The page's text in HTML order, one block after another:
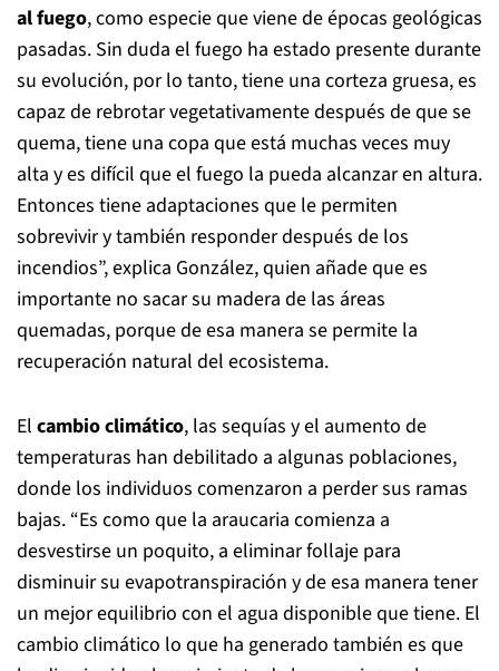
en 2002 ocurrió un incendio natural muy importante
que quemó prácticamente la mitad de laReserva
Nacional Mallecoy elParque Nacional Tolhuaca,
también se han incrementado los incendios de origen
humano, como uno del 2015 que afectó a la Reserva
Nacional China Muerta y parte del Parque Nacional
Conguillío”.
De todos modos, “la araucaria tiene ciertaadaptación
al fuego, como especie que viene de épocas geológicas
pasadas. Sin duda el fuego ha estado presente durante
su evolución, por lo tanto, tiene una corteza gruesa, es
quema, tiene una copa que está muchas veces muy
alta y es difícil que el fuego la pueda alcanzar en altura.
Entonces tiene adaptaciones que le permiten
sobrevivir y también responder después de los
incendios”, explica González, quien añade que es
importante no sacar su madera de las áreas
quemadas, porque de esa manera se permite la
recuperación natural del ecosistema.